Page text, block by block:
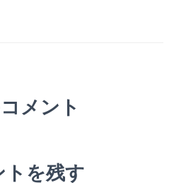
メント
トを残す